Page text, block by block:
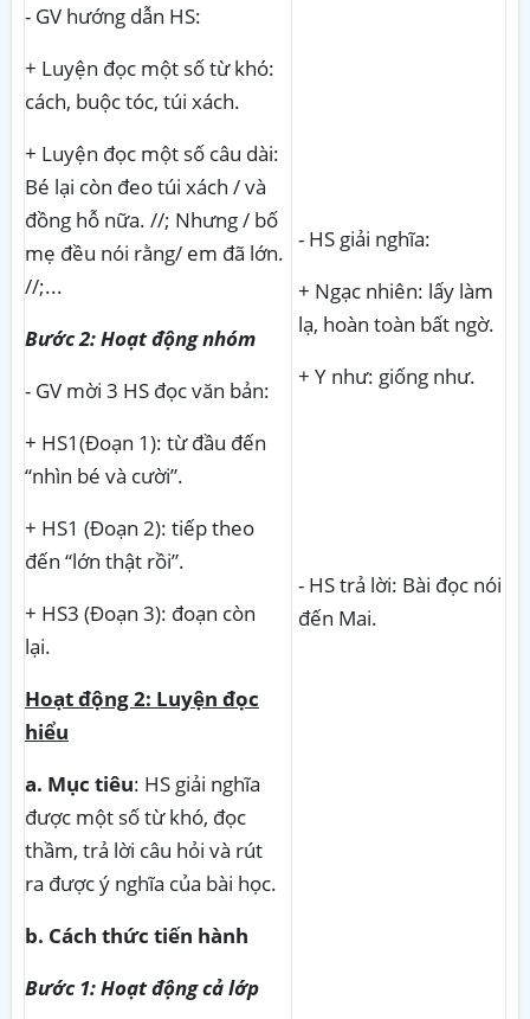
- GV hướng dẫn HS:
+ Luyện đọc một số từ khó:
cách, buộc tóc, túi xách.
+ Luyện đọc một số câu dài:
Bé lại còn đeo túi xách / và
đồng hỗ nữa. //; Nhưng / bố
mẹ đều nói rằng/ em đã lớn.
//;...
Bước 2: Hoạt động nhóm
- GV mời 3 HS đọc văn bản:
+ HS1(Đoạn 1): từ đầu đến
“nhìn bé và cười”.
+ HS1 (Đoạn 2): tiếp theo
đến “lớn thật rồi”.
+ HS3 (Đoạn 3): đoạn còn
lại.
Hoạt động 2: Luyện đọc
hiểu
a. Mục tiêu: HS giải nghĩa
được một số từ khó, đọc
thầm, trả lời câu hỏi và rút
ra được ý nghĩa của bài học.
b. Cách thức tiến hành
Bước 1: Hoạt động cả lớp
- HS giải nghĩa:
+ Ngạc nhiên: lấy làm
lạ, hoàn toàn bất ngờ.
+ Y như: giống như.
- HS trả lời: Bài đọc nói
đến Mai.